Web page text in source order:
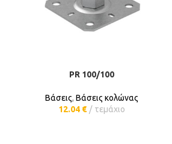
ΠΡΟΣΘΉΚΗ ΣΤΟ ΚΑΛΆΘΙ
PR 100/100
Βάσεις,Βάσεις κολώνας
12.04 € τεμάχιο